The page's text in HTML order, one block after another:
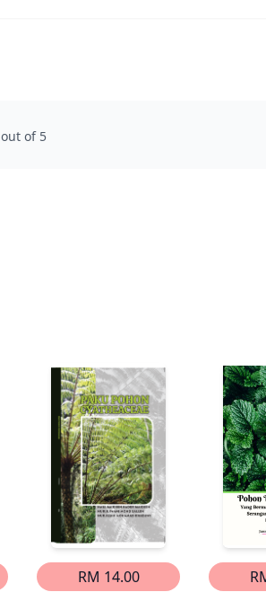
out of 5
RM 14.00